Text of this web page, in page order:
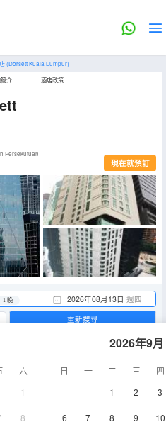
(Dorsett Kuala Lumpur)
介 酒店政策
Persekutuan
現在就預訂
2026年08月13日 週四
1 晚
六
1
8
2026年9月
日 一 二 三
四
1
2 3
6 7 8 9 10
重新搜尋
空調